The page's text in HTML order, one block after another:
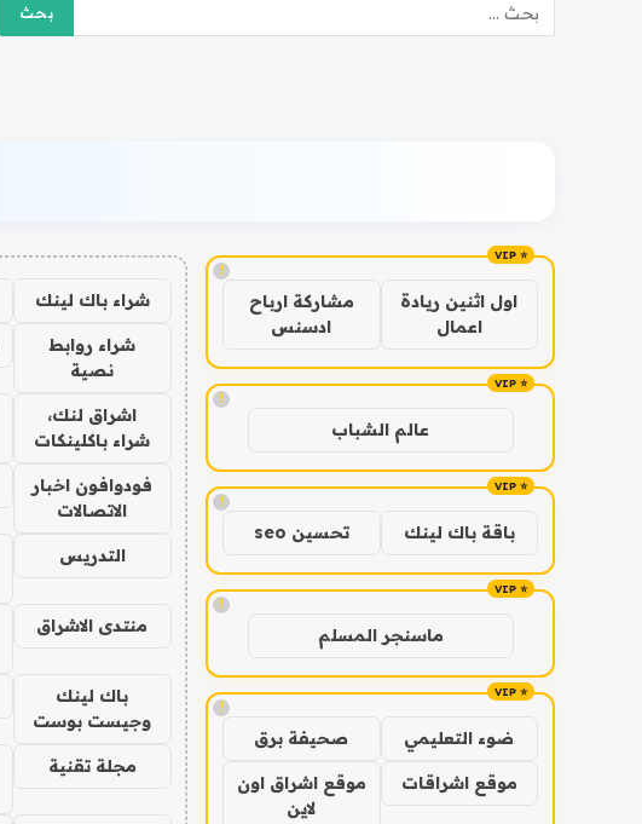
!
اول اثنين ريادة
اعمال
مشاركة ارباح
ادسنس
!
عالم الشباب
!
باقة باك لينك تحسين seo
!
ماسنجر المسلم
!
ضوء التعليمي صحيفة برق
موقع اشراقات
موقع اشراق اون
لاين
شراء باك لينك
شراء روابط
نصية
اشراق لنك،
شراء باكلينكات
فودوافون اخبار
الاتصالات
التدريس
منتدى الاشراق
باك لينك
وجيست بوست
مجلة تقنية